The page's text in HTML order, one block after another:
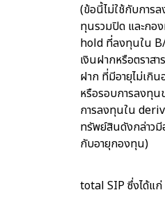
(ข้อนี้ไม่ใช้กับการ
ทุนรวมปิด และกอ
hold ที่ลงทุนใน
เงินฝากหรือตราสา
ฝาก ที่มีอายุไม่เกิ
หรือรอบการลงทุ
การลงทุนใน
ทรัพย์สินดังกล่าว
กับอายุกองทุน)
total SIP ซึ่งได้แก่